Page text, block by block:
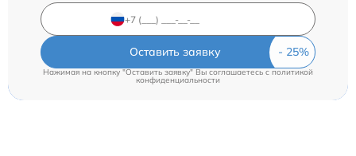
Оставить заявку
Нажимая на кнопку "Оставить заявку" Вы соглашаетесь c политикой
конфиденциальности